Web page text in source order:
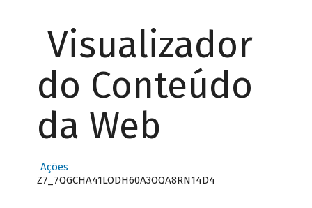
Visualizador
do Conteúdo
da Web
Ações
Z7_7QGCHA41LODH60A3OQA8RN14D4